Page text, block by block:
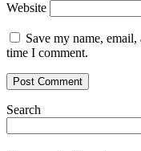
Website
Save my name,
time I comment.
Search